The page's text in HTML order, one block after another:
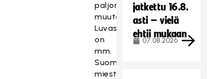
paljon
muutakin.
Luvassa
on
mm.
Suomen
miesten
jatkettu 16.8.
asti – vielä
ehtii mukaan
07.08.2026